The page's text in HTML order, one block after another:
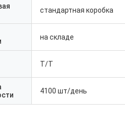
стандартная коробка
на складе
T/T
4100 шт/день